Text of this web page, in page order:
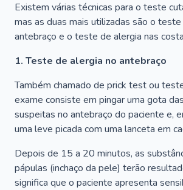
Existem várias técnicas para o teste
mas as duas mais utilizadas são o
antebraço e o teste de alergia nas
1. Teste de alergia no antebraço
Também chamado de prick test ou
exame consiste em pingar uma gota
suspeitas no antebraço do paciente e,
uma leve picada com uma lanceta em
Depois de 15 a 20 minutos, as
pápulas (inchaço da pele) terão
significa que o paciente apresenta